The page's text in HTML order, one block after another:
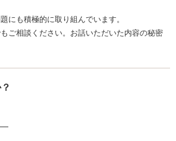
にも積極的に取り組んでいます。
ご相談ください。お話いただいた内容の秘密